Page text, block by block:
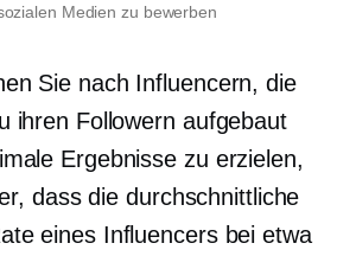
Medien zu bewerben
Sie nach Influencern, die
ihren Followern aufgebaut
Ergebnisse zu erzielen,
dass die durchschnittliche
eines Influencers bei etwa